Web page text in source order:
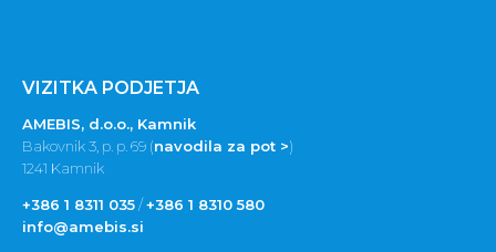
VIZITKA PODJETJA
AMEBIS, d.o.o., Kamnik
Bakovnik 3, p. p. 69 (navodila za pot >)
1241 Kamnik
+386 1 8311 035/+386 1 8310 580
info@amebis.si